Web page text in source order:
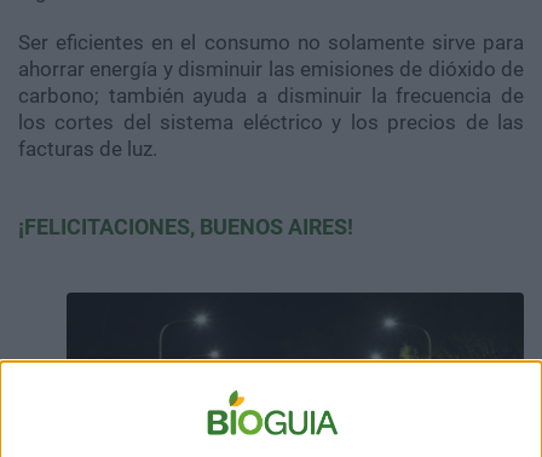
Ser eficientes en el consumo no solamente sirve para
ahorrar energía y disminuir las emisiones de dióxido de
carbono; también ayuda a disminuir la frecuencia de
los cortes del sistema eléctrico y los precios de las
facturas de luz.
¡FELICITACIONES, BUENOS AIRES!